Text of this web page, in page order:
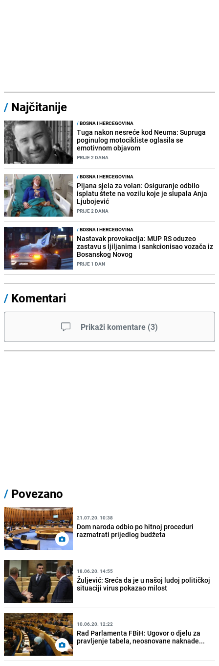
/ Najčitanije
/BOSNA I HERCEGOVINA
Tuga nakon nesreće kod Neuma: Supruga
poginulog motocikliste oglasila se
emotivnom objavom
PRIJE 2 DANA
/BOSNA I HERCEGOVINA
Pijana sjela za volan: Osiguranje odbilo
isplatu štete na vozilu koje je slupala Anja
Ljubojević
PRIJE 2 DANA
/BOSNA I HERCEGOVINA
Nastavak provokacija: MUP RS oduzeo
zastavu s ljiljanima i sankcionisao vozača iz
Bosanskog Novog
PRIJE 1 DAN
/ Komentari
Prikaži komentare (3)
/ Povezano
21.07.20. 10:38
Dom naroda odbio po hitnoj proceduri
razmatrati prijedlog budžeta
18.06.20. 14:55
Žuljević: Sreća da je u našoj ludoj političkoj
situaciji virus pokazao milost
10.06.20. 12:22
Rad Parlamenta FBiH: Ugovor o djelu za
pravljenje tabela, neosnovane naknade...